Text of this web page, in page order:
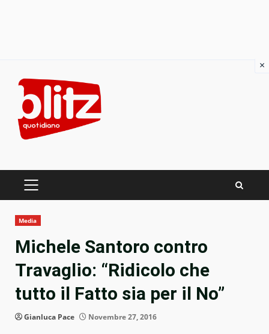
content
PRIMARY
Media
Michele Santoro contro
Travaglio: “Ridicolo che
tutto il Fatto sia per il No”
Gianluca Pace Novembre 27, 2016
×